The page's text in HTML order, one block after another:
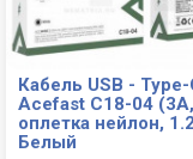
Кабель USB - Type-
Acefast C18-04 (3A,
оплетка нейлон,
Белый